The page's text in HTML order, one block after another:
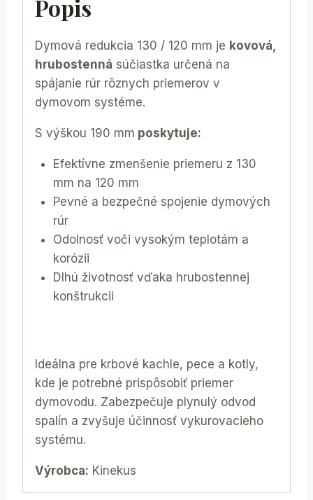
Popis
Dymová redukcia 130 / 120 mm je kovová,
hrubostenná súčiastka určená na
spájanie rúr rôznych priemerov v
dymovom systéme.
S výškou 190 mm poskytuje:
Efektívne zmenšenie priemeru z 130
mm na 120 mm
Pevné a bezpečné spojenie dymových
rúr
Odolnosť voči vysokým teplotám a
korózii
Dlhú životnosť vďaka hrubostennej
konštrukcii
Ideálna pre krbové kachle, pece a kotly,
kde je potrebné prispôsobiť priemer
dymovodu. Zabezpečuje plynulý odvod
spalín a zvyšuje účinnosť vykurovacieho
systému.
Výrobca: Kinekus